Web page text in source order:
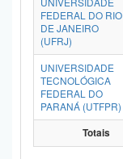
FEDERAL DO RIO
DE JANEIRO
(UFRJ)
UNIVERSIDADE
TECNOLÓGICA
FEDERAL DO
PARANÁ (UTFPR)
Totais